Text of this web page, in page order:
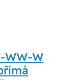
WW-W